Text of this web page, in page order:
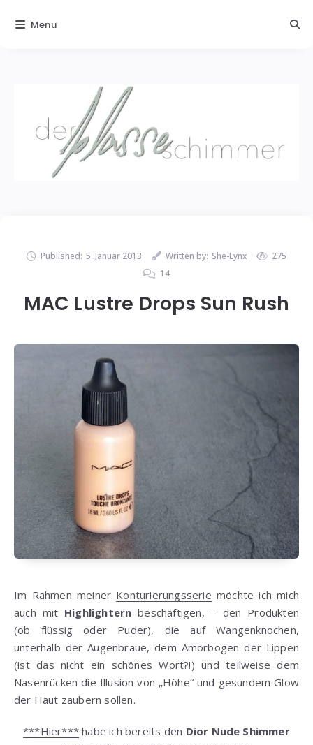
Published: 5. Januar 2013 Written by: She-Lynx
275
14
MAC Lustre Drops Sun Rush
Im Rahmen meiner Konturierungsserie möchte ich mich
auch mit Highlightern beschäftigen, – den Produkten
(ob flüssig oder Puder), die auf Wangenknochen,
unterhalb der Augenbraue, dem Amorbogen der Lippen
(ist das nicht ein schönes Wort?!) und teilweise dem
Nasenrücken die Illusion von „Höhe“ und gesundem Glow
der Haut zaubern sollen.
***Hier*** habe ich bereits den Dior Nude Shimmer
Menu